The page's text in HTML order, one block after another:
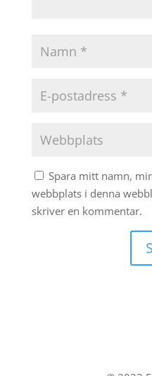
Spara mitt namn,
webbplats i denna
skriver en kommentar.